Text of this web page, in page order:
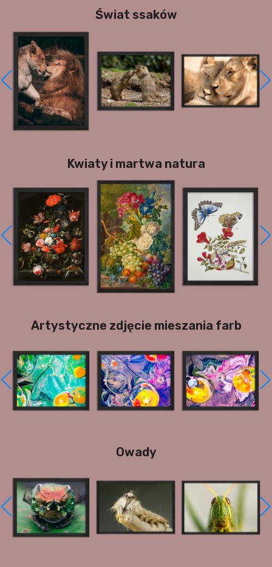
Świat ssaków
Kwiaty i martwa natura
Artystyczne zdjęcie mieszania farb
Owady